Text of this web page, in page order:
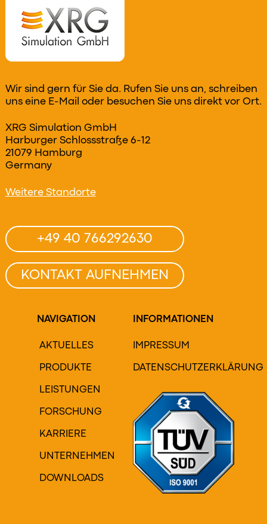
Wir sind gern für Sie da. Rufen Sie uns an, schreiben
uns eine E-Mail oder besuchen Sie uns direkt vor Ort.
XRG Simulation GmbH
Harburger Schlossstraße 6-12
21079 Hamburg
Germany
Weitere Standorte
+49 40 766292630
KONTAKT AUFNEHMEN
NAVIGATION
AKTUELLES
PRODUKTE
LEISTUNGEN
FORSCHUNG
KARRIERE
UNTERNEHMEN
DOWNLOADS
INFORMATIONEN
IMPRESSUM
DATENSCHUTZERKLÄRUNG